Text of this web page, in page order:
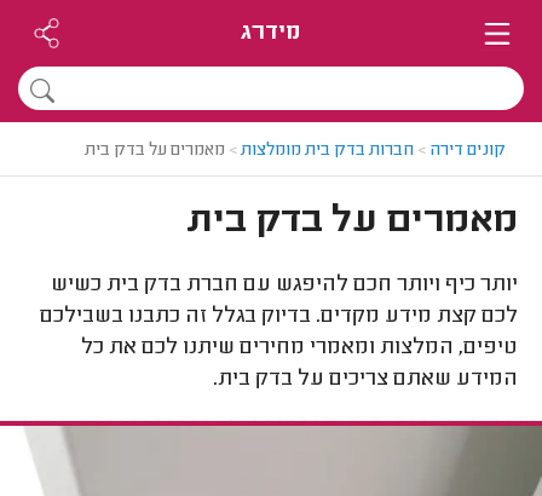
מידרג
קונים דירה > חברות בדק בית מומלצות> מאמרים על בדק בית
מאמרים על בדק בית
יותר כיף ויותר חכם להיפגש עם חברת בדק בית כשיש
לכם קצת מידע מקדים. בדיוק בגלל זה כתבנו בשבילכם
טיפים, המלצות ומאמרי מחירים שיתנו לכם את כל
המידע שאתם צריכים על בדק בית.